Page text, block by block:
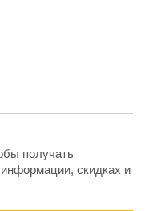
получать
скидках и